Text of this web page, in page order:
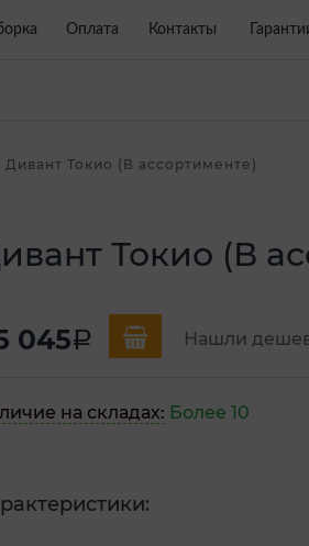
Оплата Контакты
Дивант Токио (В ассортименте)
Токио (В
045a Нашли
на складах: Более 10